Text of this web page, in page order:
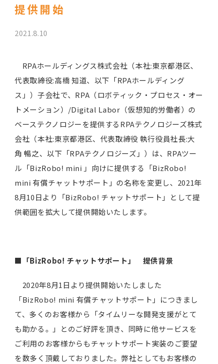
提供開始
2021.8.10
RPAホールディングス株式会社（本社:東京都港区、
代表取締役:高橋 知道、以下「RPAホールディング
ス」）子会社で、RPA（ロボティック・プロセス・オー
トメーション）/Digital Labor（仮想知的労働者）の
ベーステクノロジーを提供するRPAテクノロジーズ株式
会社（本社:東京都港区、代表取締役 執行役員社長:大
角 暢之、以下「RPAテクノロジーズ」）は、RPAツー
ル「BizRobo! mini 」向けに提供する「BizRobo!
mini 有償チャットサポート」の名称を変更し、2021年
8月10日より「BizRobo! チャットサポート」として提
供範囲を拡大して提供開始いたします。
■「BizRobo! チャットサポート」 提供背景
2020年8月1日より提供開始いたしました
「BizRobo! mini 有償チャットサポート」につきまし
て、多くのお客様から「タイムリーな開発支援がとて
も助かる。」とのご好評を頂き、同時に他サービスを
ご利用のお客様からもチャットサポート実装のご要望
を数多く頂戴しておりました。弊社としてもお客様の